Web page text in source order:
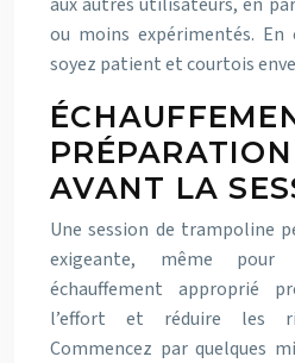
ou moins expérimentés. En
soyez patient et courtois
AVANT LA
Une session de trampoline
exigeante, même
échauffement approprié
l’effort et réduire les
Commencez par quelques